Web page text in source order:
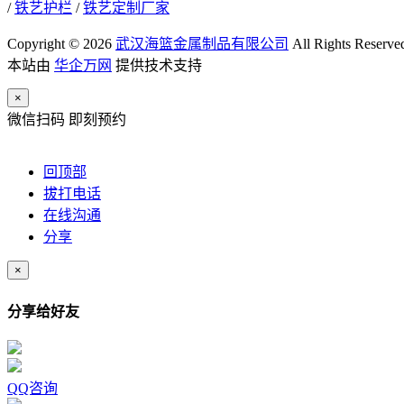
/铁艺护栏 /铁艺定制厂家
Copyright © 2026 武汉海篮金属制品有限公司 All Rights
本站由 华企万网 提供技术支持
×
微信扫码 即刻预约
回顶部
拔打电话
在线沟通
分享
×
分享给好友
QQ咨询